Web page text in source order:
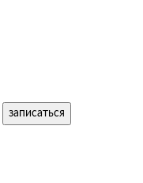
записаться